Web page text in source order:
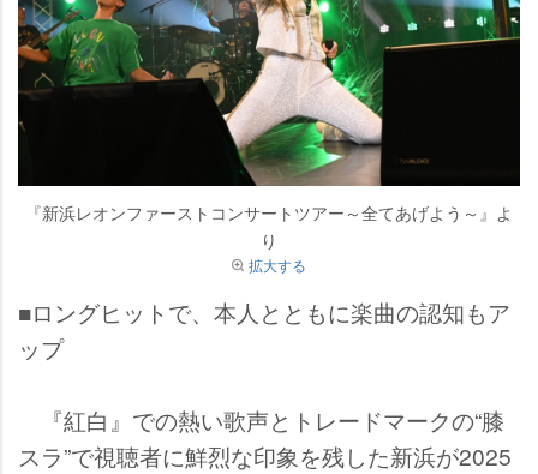
『新浜レオンファーストコンサートツアー～全てあげよう～』よ
り
拡大する
■ロングヒットで、本人とともに楽曲の認知もア
ップ
『紅白』での熱い歌声とトレードマークの“膝
スラ”で視聴者に鮮烈な印象を残した新浜が2025